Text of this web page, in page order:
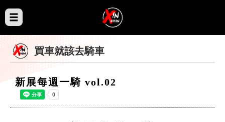
買車就該去騎車
新展每週一騎 vol.02